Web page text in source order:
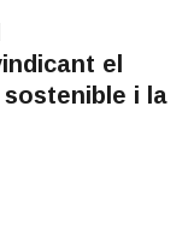
el
i la